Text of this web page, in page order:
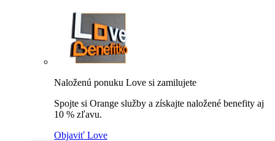
Naloženú ponuku Love si zamilujete
Spojte si Orange služby a získajte naložené benefity aj
10 % zľavu.
Objaviť Love